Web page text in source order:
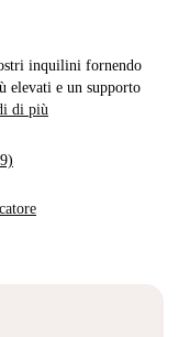
inquilini fornendo
elevati e un supporto
di più